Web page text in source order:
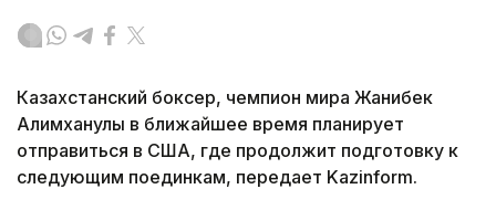
Казахстанский боксер, чемпион мира Жанибек
Алимханулы в ближайшее время планирует
отправиться в США, где продолжит подготовку к
следующим поединкам, передает Kazinform.